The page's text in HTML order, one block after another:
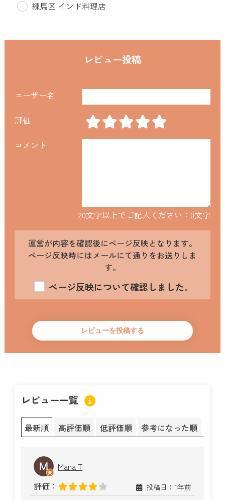
練馬区 インド料理店
レビュー投稿
ユーザー名
評価
コメント
20文字以上でご記入ください： 0文字
運営が内容を確認後にページ反映となります。
ページ反映時にはメールにて通りをお送りしま
す。
ページ反映について確認しました。
レビュー一覧
最新順 高評価順 低評価順 参考になった順
Mana T
評価：
投稿日：1年前